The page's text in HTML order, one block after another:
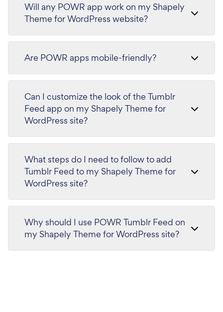
Will any POWR app work on my Shapely
Theme for WordPress website?
Are POWR apps mobile-friendly?
Can I customize the look of the Tumblr
Feed app on my Shapely Theme for
WordPress site?
What steps do I need to follow to add
Tumblr Feed to my Shapely Theme for
WordPress site?
Why should I use POWR Tumblr Feed on
my Shapely Theme for WordPress site?